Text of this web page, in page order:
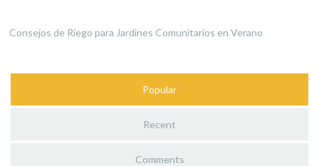
Consejos de Riego para Jardines Comunitarios en Verano
Popular
Recent
Comments